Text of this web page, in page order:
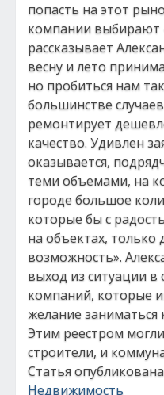
попасть на этот
компании выбирают
рассказывает
весну и лето
но пробиться нам
большинстве
ремонтирует
качество. Удивлен
оказывается,
теми объемами, на
городе большое
которые бы с
на объектах, только
возможность».
выход из ситуации в
компаний, которые
желание
Этим реестром
строители, и
Статья
Недвижимость